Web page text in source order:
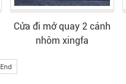
Cửa đi mở quay 2 cánh
nhôm xingfa
End